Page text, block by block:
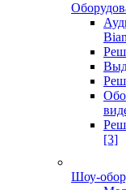
[3]
Шоу-